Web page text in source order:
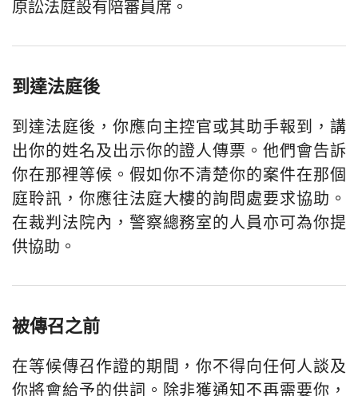
原訟法庭設有陪審員席。
到達法庭後
到達法庭後，你應向主控官或其助手報到，講
出你的姓名及出示你的證人傳票。他們會告訴
你在那裡等候。假如你不清楚你的案件在那個
庭聆訊，你應往法庭大樓的詢問處要求協助。
在裁判法院內，警察總務室的人員亦可為你提
供協助。
被傳召之前
在等候傳召作證的期間，你不得向任何人談及
你將會給予的供詞。除非獲通知不再需要你，